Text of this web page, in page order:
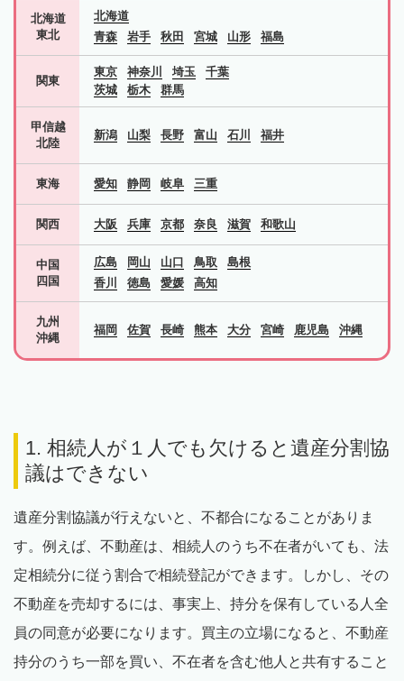
北海道
東北
北海道
青森
岩手 秋田 宮城 山形 福島
関東
東京 神奈川 埼玉
千葉
茨城
栃木 群馬
甲信越
北陸
新潟 山梨 長野 富山 石川 福井
東海 愛知 静岡 岐阜 三重
関西 大阪 兵庫 京都 奈良 滋賀 和歌山
中国
四国
広島 岡山 山口 鳥取
島根
香川
徳島 愛媛 高知
九州
沖縄
福岡 佐賀 長崎 熊本 大分 宮崎 鹿児島 沖縄
1. 相続人が１人でも欠けると遺産分割協
議はできない
遺産分割協議が行えないと、不都合になることがありま
す。例えば、不動産は、相続人のうち不在者がいても、法
定相続分に従う割合で相続登記ができます。しかし、その
不動産を売却するには、事実上、持分を保有している人全
員の同意が必要になります。買主の立場になると、不動産
持分のうち一部を買い、不在者を含む他人と共有すること